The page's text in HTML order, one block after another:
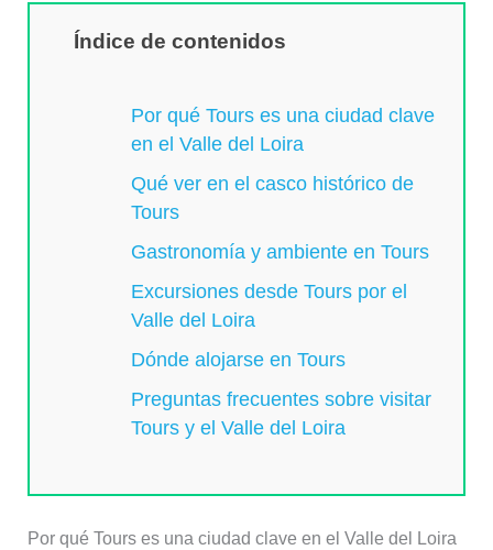
Índice de contenidos
Por qué Tours es una ciudad clave
en el Valle del Loira
Qué ver en el casco histórico de
Tours
Gastronomía y ambiente en Tours
Excursiones desde Tours por el
Valle del Loira
Dónde alojarse en Tours
Preguntas frecuentes sobre visitar
Tours y el Valle del Loira
Por qué Tours es una ciudad clave en el Valle del Loira